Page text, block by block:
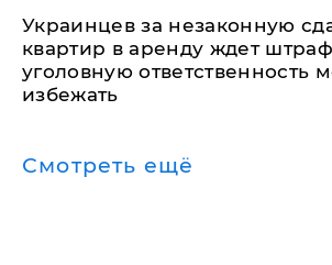
Украинцев за незаконную
квартир в аренду ждет
уголовную ответственность
избежать
Смотреть ещё